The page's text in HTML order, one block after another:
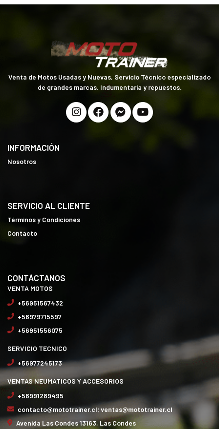
Venta de Motos Usadas y Nuevas, Servicio Técnico especializado
de grandes marcas. Indumentaria y repuestos.
INFORMACIÓN
Nosotros
SERVICIO AL CLIENTE
Términos y Condiciones
Contacto
CONTÁCTANOS
VENTA MOTOS
+56951567432
+56979715597
+56951556075
SERVICIO TECNICO
+56977245173
VENTAS NEUMATICOS Y ACCESORIOS
+56991289495
contacto@mototrainer.cl; ventas@mototrainer.cl
Avenida Las Condes 13163, Las Condes